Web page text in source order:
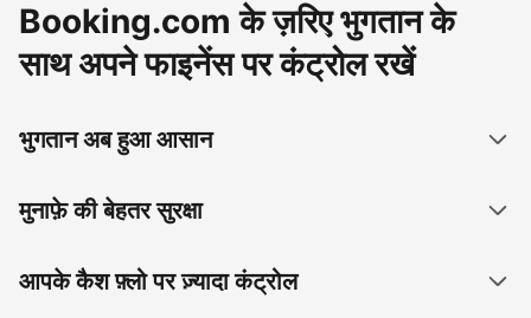
Booking.com के ज़रिए भुगतान के
साथ अपने फाइनेंस पर कंट्रोल रखें
भुगतान अब हुआ आसान
मुनाफ़े की बेहतर सुरक्षा
आपके कैश फ़्लो पर ज़्यादा कंट्रोल